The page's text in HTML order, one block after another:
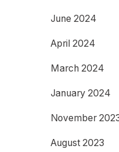
June 2024
April 2024
March 2024
January 2024
November
August 2023